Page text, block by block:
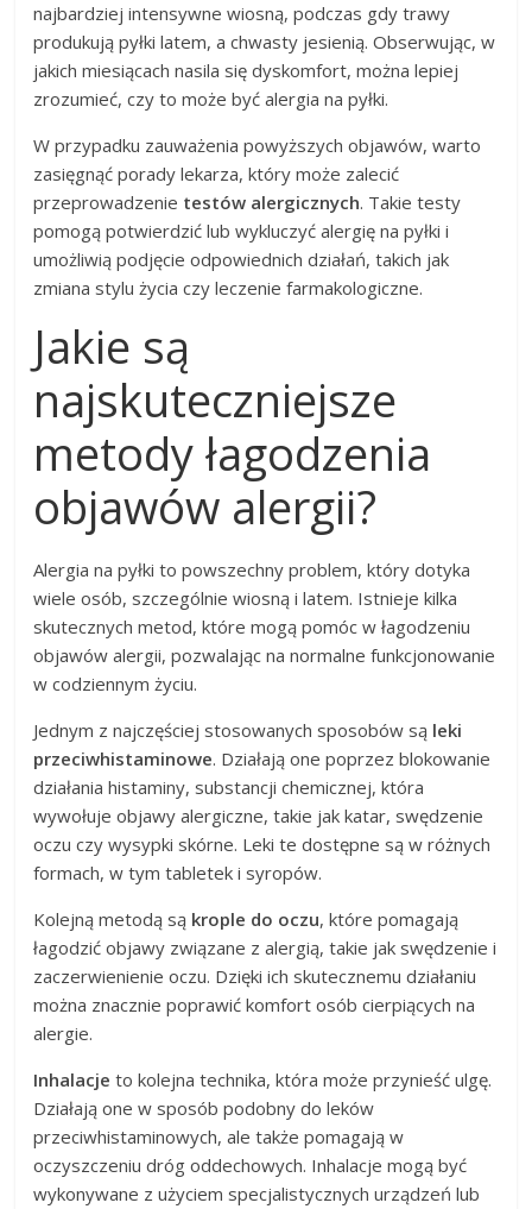
najbardziej intensywne wiosną, podczas gdy trawy
produkują pyłki latem, a chwasty jesienią. Obserwując, w
jakich miesiącach nasila się dyskomfort, można lepiej
zrozumieć, czy to może być alergia na pyłki.
W przypadku zauważenia powyższych objawów, warto
zasięgnąć porady lekarza, który może zalecić
przeprowadzenie testów alergicznych. Takie testy
pomogą potwierdzić lub wykluczyć alergię na pyłki i
umożliwią podjęcie odpowiednich działań, takich jak
zmiana stylu życia czy leczenie farmakologiczne.
Jakie są
najskuteczniejsze
metody łagodzenia
objawów alergii?
Alergia na pyłki to powszechny problem, który dotyka
wiele osób, szczególnie wiosną i latem. Istnieje kilka
skutecznych metod, które mogą pomóc w łagodzeniu
objawów alergii, pozwalając na normalne funkcjonowanie
w codziennym życiu.
Jednym z najczęściej stosowanych sposobów są leki
przeciwhistaminowe. Działają one poprzez blokowanie
działania histaminy, substancji chemicznej, która
wywołuje objawy alergiczne, takie jak katar, swędzenie
oczu czy wysypki skórne. Leki te dostępne są w różnych
formach, w tym tabletek i syropów.
Kolejną metodą są krople do oczu, które pomagają
łagodzić objawy związane z alergią, takie jak swędzenie i
zaczerwienienie oczu. Dzięki ich skutecznemu działaniu
można znacznie poprawić komfort osób cierpiących na
alergie.
Inhalacje to kolejna technika, która może przynieść ulgę.
Działają one w sposób podobny do leków
przeciwhistaminowych, ale także pomagają w
oczyszczeniu dróg oddechowych. Inhalacje mogą być
wykonywane z użyciem specjalistycznych urządzeń lub